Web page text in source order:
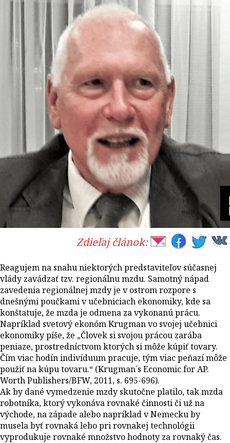
Zdieľaj článok:
Reagujem na snahu niektorých predstaviteľov súčasnej
vlády zavádzať tzv. regionálnu mzdu. Samotný nápad
zavedenia regionálnej mzdy je v ostrom rozpore s
dnešnými poučkami v učebniciach ekonomiky, kde sa
konštatuje, že mzda je odmena za vykonanú prácu.
Napríklad svetový ekonóm Krugman vo svojej učebnici
ekonomiky píše, že „Človek si svojou prácou zarába
peniaze, prostredníctvom ktorých si môže kúpiť tovary.
Čím viac hodín indivíduum pracuje, tým viac peňazí môže
použiť na kúpu tovaru.“ (Krugman´s Economic for AP.
Worth Publishers/BFW, 2011, s. 695-696).
Ak by dané vymedzenie mzdy skutočne platilo, tak mzda
robotníka, ktorý vykonáva rovnaké činnosti či už na
východe, na západe alebo napríklad v Nemecku by
musela byť rovnaká lebo pri rovnakej technológii
vyprodukuje rovnaké množstvo hodnoty za rovnaký čas.